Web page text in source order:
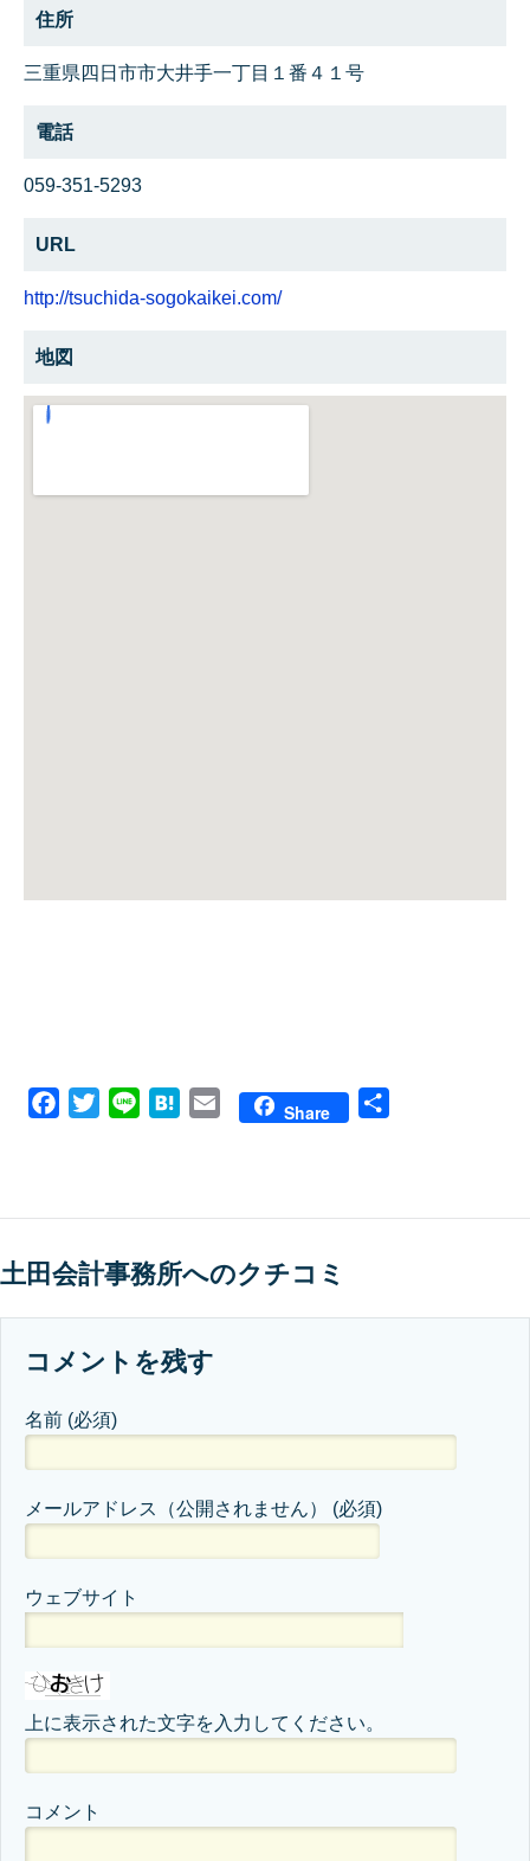
住所
三重県四日市市大井手一丁目１番４１号
電話
059-351-5293
URL
http://tsuchida-sogokaikei.com/
地図
Facebook
Twitter Line HatenaEmail Share
土田会計事務所へのクチコミ
コメントを残す
名前 (必須)
メールアドレス（公開されません） (必須)
ウェブサイト
上に表示された文字を入力してください。
コメント